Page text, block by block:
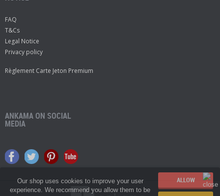
Our shop uses cookies to improve your user
experience. We recommend you allow them to be
FAQ
T&Cs
Legal Notice
Privacy policy
Règlement Carte Jeton Premium
ANKAMA ON SOCIAL
MEDIA